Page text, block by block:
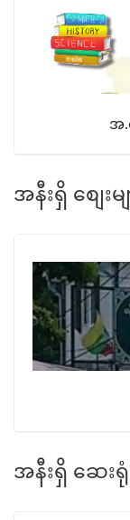
အ.
အနီးရှိ စျေးမ
အနီးရှိ ဆေးရုံ